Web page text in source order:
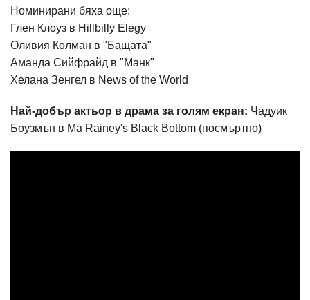
Номинирани бяха още:
Глен Клоуз в Hillbilly Elegy
Оливия Колман в "Бащата"
Аманда Сийфрайд в "Манк"
Хелана Зенгел в News of the World
Най-добър актьор в драма за голям екран: Чадуик
Боузмън в Ma Rainey's Black Bottom (посмъртно)